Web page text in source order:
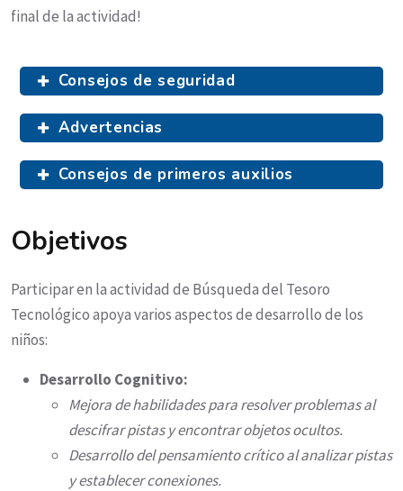
final de la actividad!
Consejos de seguridad
Advertencias
Consejos de primeros auxilios
Objetivos
Participar en la actividad de Búsqueda del Tesoro
Tecnológico apoya varios aspectos de desarrollo de los
niños:
Desarrollo Cognitivo:
Mejora de habilidades para resolver problemas al
descifrar pistas y encontrar objetos ocultos.
Desarrollo del pensamiento crítico al analizar pistas
y establecer conexiones.